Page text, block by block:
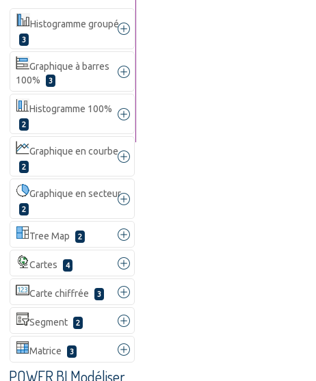
Histogramme groupé
3
Graphique à barres
100%
3
Histogramme 100%
2
Graphique en courbe
2
Graphique en secteur
2
Tree Map 2
Cartes 4
Carte chiffrée 3
Segment 2
Matrice 3
POWER BI Modéliser